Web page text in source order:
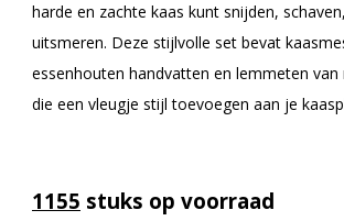
harde en zachte kaas kunt snijden,
uitsmeren. Deze stijlvolle set bevat
essenhouten handvatten en lemmeten
die een vleugje stijl toevoegen aan je
1155 stuks op voorraad